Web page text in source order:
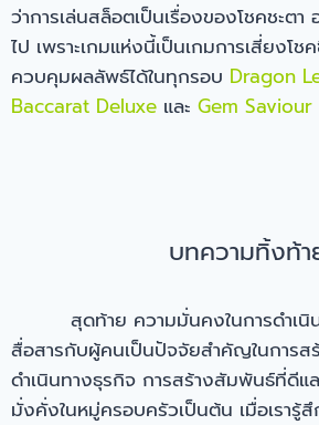
ว่าการเล่นสล็อตเป็นเรื่องของโชคชะตา
ไป เพราะเกมแห่งนี้เป็นเกมการเสี่ยงโช
ควบคุมผลลัพธ์ได้ในทุกรอบ Dragon
Baccarat Deluxe และ Gem Saviour
บทความทิ้งท้า
สุดท้าย ความมั่นคงในการดำเนิน
สื่อสารกับผู้คนเป็นปัจจัยสำคัญในการส
ดำเนินทางธุรกิจ การสร้างสัมพันธ์ที่ดีแ
มั่งคั่งในหมู่ครอบครัวเป็นต้น เมื่อเรารู้